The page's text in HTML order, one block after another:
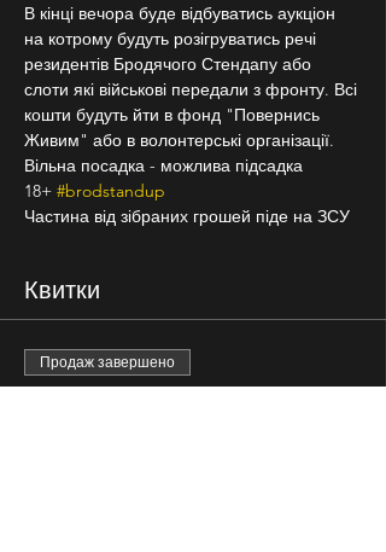
В кінці вечора буде відбуватись аукціон
на котрому будуть розігруватись речі
резидентів Бродячого Стендапу або
слоти які військові передали з фронту. Всі
кошти будуть йти в фонд "Повернись
Живим" або в волонтерські організації.
Вільна посадка - можлива підсадка
18+ #brodstandup
Частина від зібраних грошей піде на ЗСУ
Квитки
Продаж завершено